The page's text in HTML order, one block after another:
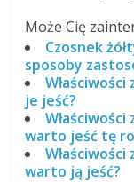
Może Cię
Czosnek
sposoby
je jeść?
warto jeść tę
warto ją jeść?